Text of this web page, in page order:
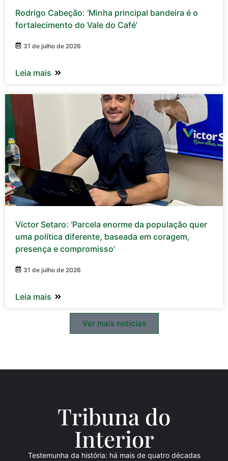
Rodrigo Cabeção: ‘Minha principal bandeira é o
fortalecimento do Vale do Café’
31 de julho de 2026
Leia mais
Víctor Setaro: ‘Parcela enorme da população quer
uma política diferente, baseada em coragem,
presença e compromisso’
31 de julho de 2026
Leia mais
Ver mais notícias
Tribuna do
Interior
Testemunha da história: há mais de quatro décadas